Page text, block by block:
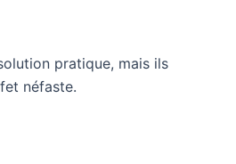
pratique, mais ils
néfaste.